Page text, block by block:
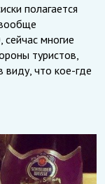
полагается
многие
туристов,
виду, что кое-где